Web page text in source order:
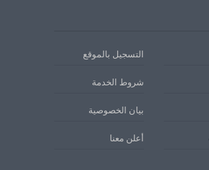
التسجيل بالموقع
شروط الخدمة
بيان الخصوصية
أعلن معنا